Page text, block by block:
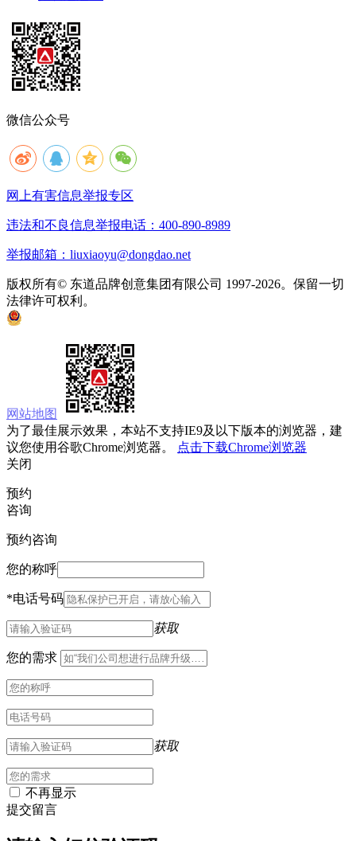
微信公众号
网上有害信息举报专区
违法和不良信息举报电话：400-890-8989
举报邮箱：liuxiaoyu@dongdao.net
版权所有© 东道品牌创意集团有限公司 1997-2026。保留一切
法律许可权利。
网站地图
为了最佳展示效果，本站不支持IE9及以下版本的浏览器，建
议您使用谷歌Chrome浏览器。
点击下载Chrome浏览器
关闭
预约
咨询
预约咨询
您的称呼
*电话号码
获取
您的需求
获取
不再显示
提交留言